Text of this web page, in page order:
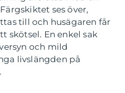
ses över,
till och husägaren får
skötsel. En enkel sak
och mild
livslängden på